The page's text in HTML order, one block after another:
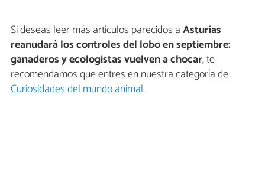
Si deseas leer más artículos parecidos aAsturias
reanudará los controles del lobo en septiembre:
ganaderos y ecologistas vuelven a chocar, te
recomendamos que entres en nuestra categoría de
Curiosidades del mundo animal.